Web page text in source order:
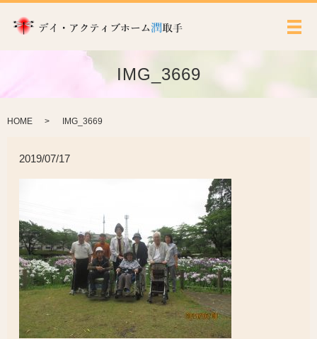
メ
IMG_3669
HOME IMG_3669
2019/07/17